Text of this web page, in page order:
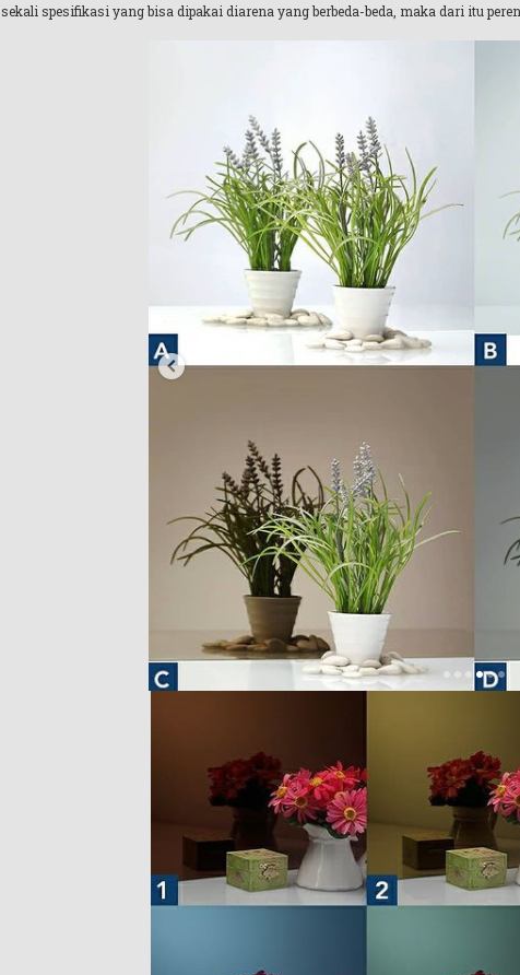
sekali spesifikasi yang bisa dipakai diarena yang berbeda-beda, maka dari itu